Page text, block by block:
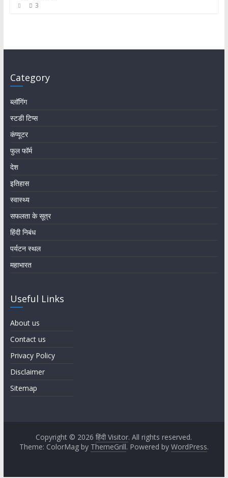
3
Category
ब्लॉगिंग
स्टडी टिप्स
कंप्यूटर
फुल फॉर्म
देश
इतिहास
स्वास्थ्य
सफलता के सूत्र
हिंदी निबंध
पर्यटन स्थल
महाभारत
Useful Links
About us
Contact us
Privacy Policy
Disclaimer
Sitemap
Copyright © 2026हिंदी Visitor. All rights reserved.
Theme: ColorMag by ThemeGrill. Powered by WordPress.